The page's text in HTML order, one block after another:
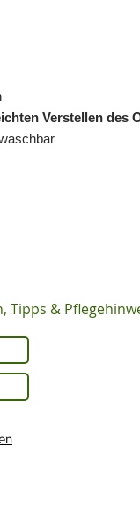
Verstellen des
Tipps &